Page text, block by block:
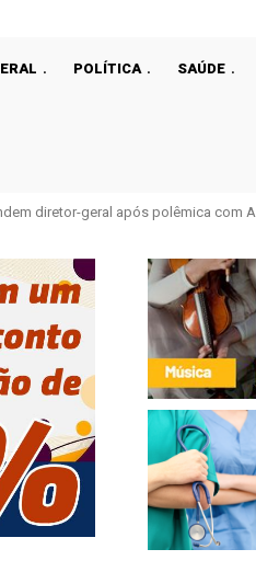
POLÍTICA SAÚDE
diretor-geral após polêmica com
no SUS crescem mais de 50% em